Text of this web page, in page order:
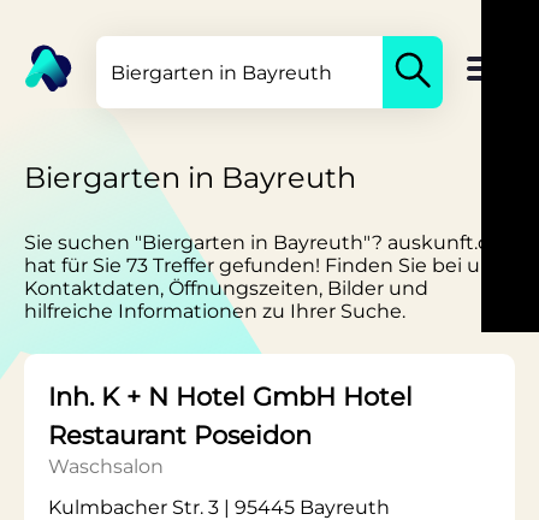
Biergarten in Bayreuth
Sie suchen "Biergarten in Bayreuth"? auskunft.de
hat für Sie 73 Treffer gefunden! Finden Sie bei uns
Kontaktdaten, Öffnungszeiten, Bilder und
hilfreiche Informationen zu Ihrer Suche.
Inh. K + N Hotel GmbH Hotel
Restaurant Poseidon
Waschsalon
Kulmbacher Str. 3 | 95445 Bayreuth